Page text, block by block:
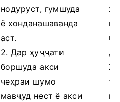
нодуруст, гумшуда
ё хонданашаванда
аст.
2. Дар ҳуҷҷати
боршуда акси
чеҳраи шумо
мавҷуд нест ё акси